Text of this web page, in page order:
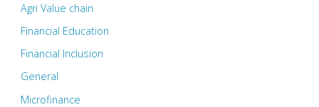
Agri Value chain
Financial Education
Financial Inclusion
General
Microfinance